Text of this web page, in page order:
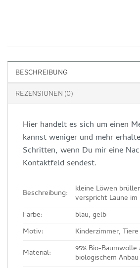
BESCHREIBUNG
REZENSIONEN (0)
Hier handelt es sich um einen
kannst weniger und mehr
Schritten, wenn Du mir eine
Kontaktfeld sendest.
Beschreibung: kleine Löwen
verspricht Laune
Farbe:
blau, gelb
Motiv:
Kinderzimmer, Tiere
Material:
95% Bio-
biologischem